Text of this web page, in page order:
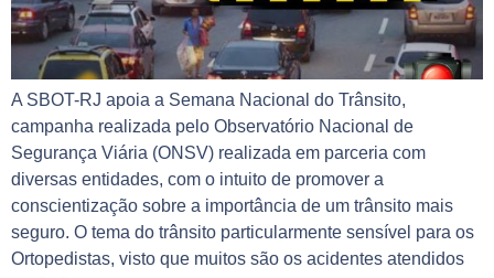
A SBOT-RJ apoia a Semana Nacional do Trânsito,
campanha realizada pelo Observatório Nacional de
Segurança Viária (ONSV) realizada em parceria com
diversas entidades, com o intuito de promover a
conscientização sobre a importância de um trânsito mais
seguro. O tema do trânsito particularmente sensível para os
Ortopedistas, visto que muitos são os acidentes atendidos